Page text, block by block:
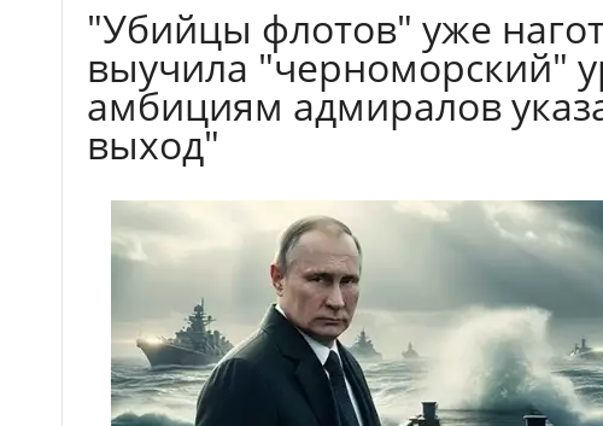
"Убийцы флотов" уже
выучила "черноморский"
амбициям адмиралов
выход"